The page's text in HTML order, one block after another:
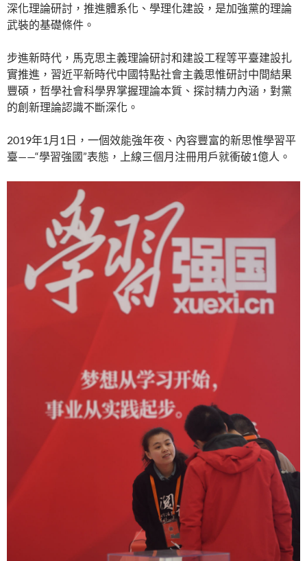
深化理論研討，推進體系化、學理化建設，是加強黨的理論
武裝的基礎條件。
步進新時代，馬克思主義理論研討和建設工程等平臺建設扎
實推進，習近平新時代中國特點社會主義思惟研討中間結果
豐碩，哲學社會科學界掌握理論本質、探討精力內涵，對黨
的創新理論認識不斷深化。
2019年1月1日，一個效能強年夜、內容豐富的新思惟學習平
臺——“學習強國”表態，上線三個月注冊用戶就衝破1億人。